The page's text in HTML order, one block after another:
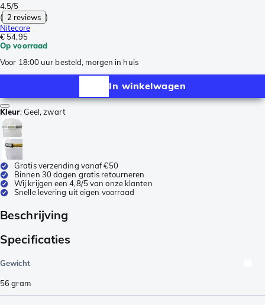
4.5/5
( 2 reviews )
Nitecore
€ 54,95
Op voorraad
Voor 18:00 uur besteld, morgen in huis
In winkelwagen
Kleur:Geel, zwart
Gratis verzending vanaf €50
Binnen 30 dagen gratis retourneren
Wij krijgen een 4,8/5 van onze klanten
Snelle levering uit eigen voorraad
Beschrijving
Specificaties
Gewicht
56gram